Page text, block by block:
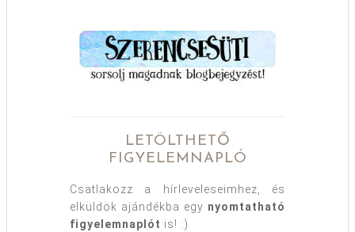
LETÖLTHETŐ
FIGYELEMNAPLÓ
Csatlakozz a hírleveleseimhez, és
elküldök ajándékba egy nyomtatható
figyelemnaplót is! :)